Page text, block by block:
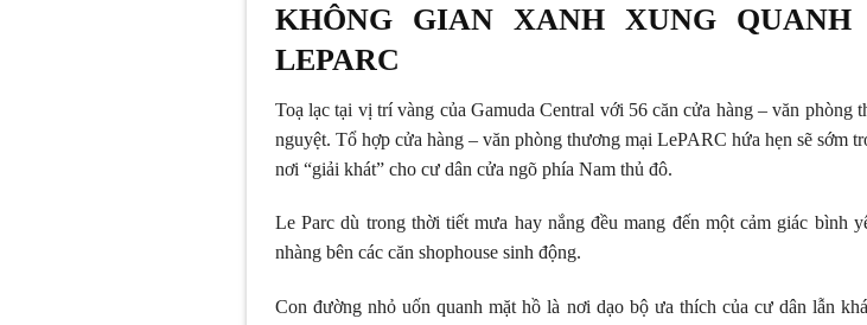
KHÔNG GIAN XANH XUNG
LEPARC
Toạ lạc tại vị trí vàng của Gamuda Central với 56 căn cửa hàng – văn
nguyệt. Tổ hợp cửa hàng – văn phòng thương mại LePARC hứa hẹn sẽ sớm
nơi “giải khát” cho cư dân cửa ngõ phía Nam thủ đô.
Le Parc dù trong thời tiết mưa hay nắng đều mang đến một cảm giác bình
nhàng bên các căn shophouse sinh động.
Con đường nhỏ uốn quanh mặt hồ là nơi dạo bộ ưa thích của cư dân lẫn